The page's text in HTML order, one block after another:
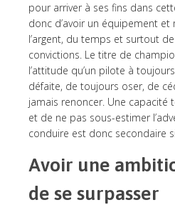
pour arriver à ses fins dans
donc d’avoir un équipement
l’argent, du temps et surtout
convictions. Le titre de
l’attitude qu’un pilote à
défaite, de toujours oser, de
jamais renoncer. Une capacité
et de ne pas sous-estimer
conduire est donc secondaire
Avoir une
de se surpasser